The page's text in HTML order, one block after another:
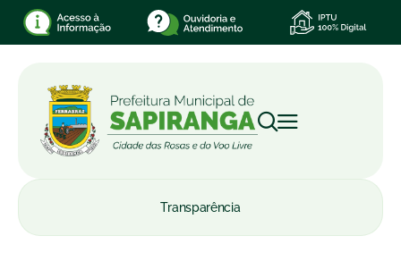
Transparência